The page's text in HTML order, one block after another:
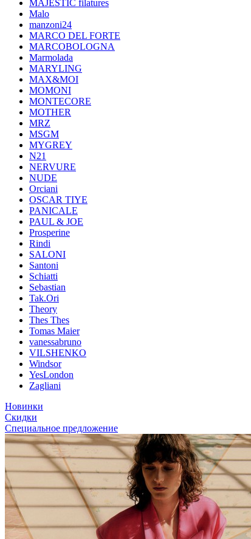
MAJESTIC filatures
Malo
manzoni24
MARCO DEL FORTE
MARCOBOLOGNA
Marmolada
MARYLING
MAX&MOI
MOMONI
MONTECORE
MOTHER
MRZ
MSGM
MYGREY
N21
NERVURE
NUDE
Orciani
OSCAR TIYE
PANICALE
PAUL & JOE
Prosperine
Rindi
SALONI
Santoni
Schiatti
Sebastian
Tak.Ori
Theory
Thes Thes
Tomas Maier
vanessabruno
VILSHENKO
Windsor
YesLondon
Zagliani
Новинки
Скидки
Специальное предложение